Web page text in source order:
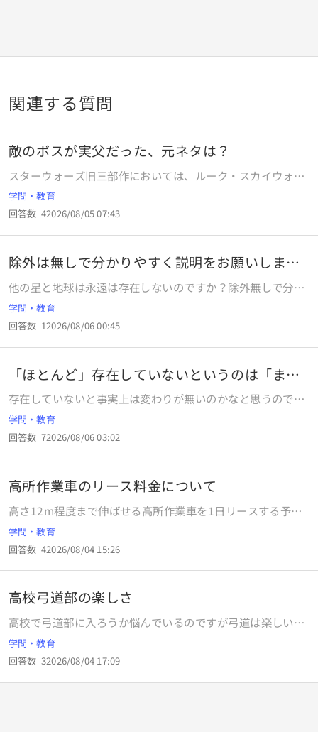
関連する質問
敵のボスが実父だった、元ネタは？
スターウォーズ旧三部作においては、ルーク・スカイウォー
クおよびオビ・ワン 対 ダース・ベイダー率いる帝国軍の
戦いが中心に描かれています。この旧三部作の第二作（エピ
ソード5）終盤では 「主人公ルークが、あれほど憎んでいた
敵のボス、ダース・ベイダーが実はルークの実父だった」 と
ますが、そもそも物語なんてのはどんな物語でもそれ以前に
似たような展開やら似たようなシチュエーションというのが
あり、後の世の作品は全部それらの真似やオマージュ、パク
リということが多いです。 では 「にっくき敵方のボス（小ボ
スではなく、大ボス、ラスボス）が、実は主人公の父だっ
にはそのことは事前には知らされず、物語の山場でその秘密
が明かされる、という展開形式） 古今東西の文学作品や世界
各地の神話に詳しい方、教えて下さい。 （ロミオとジュリエ
ットも、恋人のそれぞれの親が対立している、という似たよ
うな形ではありますが、別にジュリエットの父親が、実はロ
ミオの父親であった、というわけではないし、また互いの親
が対立していることは最初から明かされているので、ちょっ
までさかのぼれば似たような話は出てくるでしょうか？ 詳し
い方、お願いします。
学問・教育
回答数 42026/08/05 07:43
除外は無しで分かりやすく説明をお願いします
結論だけ
他の星と地球は永遠は存在しないのですか？除外無しで分か
りやすく説明をお願いします
学問・教育
回答数 12026/08/06 00:45
「ほとんど」存在していないというのは「まっ
たく」
存在していないと事実上は変わりが無いのかなと思うのです
が、どうなのでしょうか。
学問・教育
回答数 72026/08/06 03:02
高所作業車のリース料金について
高さ12m程度まで伸ばせる高所作業車を1日リースする予定
です。 リース料金の相場を教えてください。 ご回答いただけ
ると幸いです。
学問・教育
回答数 42026/08/04 15:26
高校弓道部の楽しさ
高校で弓道部に入ろうか悩んでいるのですが弓道は楽しいで
すか？また、高校からはじめても練習を重ねれば大会で勝ち
進むこともできますか？普段はどういう練習をしますか？
学問・教育
回答数 32026/08/04 17:09